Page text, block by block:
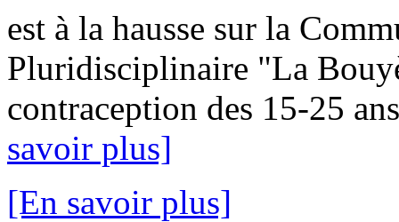
est à la hausse sur la
Pluridisciplinaire "La
contraception des 15-25
savoir plus]
[En savoir plus]